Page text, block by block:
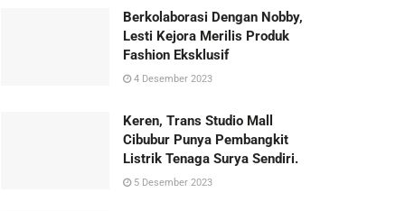
Berkolaborasi Dengan Nobby,
Lesti Kejora Merilis Produk
Fashion Eksklusif
4 Desember 2023
Keren, Trans Studio Mall
Cibubur Punya Pembangkit
Listrik Tenaga Surya Sendiri.
5 Desember 2023